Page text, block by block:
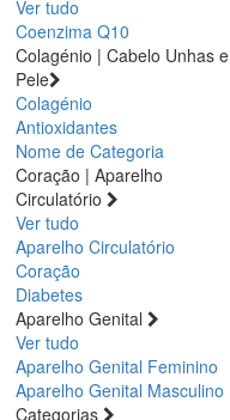
Ver tudo
Coenzima Q10
Colagénio | Cabelo Unhas e
Pele
Colagénio
Antioxidantes
Nome de Categoria
Coração | Aparelho
Circulatório
Ver tudo
Aparelho Circulatório
Coração
Diabetes
Aparelho Genital
Ver tudo
Aparelho Genital Feminino
Aparelho Genital Masculino
Categorias